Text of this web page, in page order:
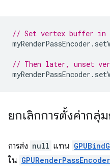
// Set vertex buffer in
myRenderPassEncoder .
// Then later, unset
myRenderPassEncoder .
ยกเลิกการตั้งค่ากลุ่ม
การส่ง null แทน
ใน GPURenderPassEncoder